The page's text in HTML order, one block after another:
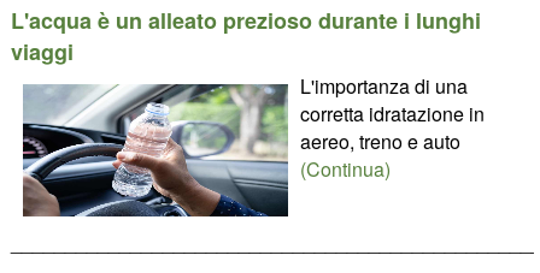
L'acqua è un alleato prezioso durante i lunghi
viaggi
L'importanza di una
corretta idratazione in
aereo, treno e auto
(Continua)